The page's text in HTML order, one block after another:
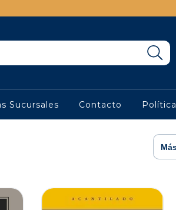
Sucursales Contacto